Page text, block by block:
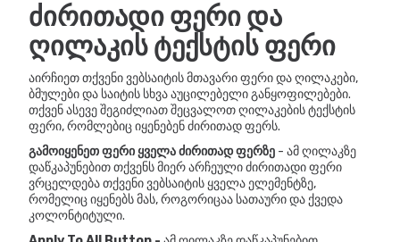
ძირითადი ფერი და
ღილაკის ტექსტის ფერი
აირჩიეთ თქვენი ვებსაიტის მთავარი ფერი და ღილაკები,
ბმულები და საიტის სხვა აუცილებელი განყოფილებები.
თქვენ ასევე შეგიძლიათ შეცვალოთ ღილაკების ტექსტის
ფერი, რომლებიც იყენებენ ძირითად ფერს.
გამოიყენეთ ფერი ყველა ძირითად ფერზე - ამ ღილაკზე
დაწკაპუნებით თქვენს მიერ არჩეული ძირითადი ფერი
ვრცელდება თქვენი ვებსაიტის ყველა ელემენტზე,
რომელიც იყენებს მას, როგორიცაა სათაური და ქვედა
კოლონტიტული.